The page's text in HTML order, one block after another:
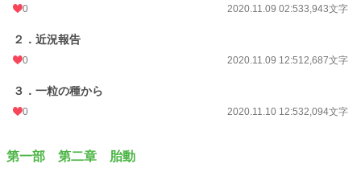
染者を貶める意図はまったくありません。ご了承をお願いいたします。
小説 228,760 位 / 228,760 件
ミステリー
お気に入り 5
文字数 1,245,265
0 2020.11.09 02:533,943文字
２．近況報告
0 2020.11.09 12:512,687文字
３．一粒の種から
0 2020.11.10 12:532,094文字
第一部 第二章 胎動